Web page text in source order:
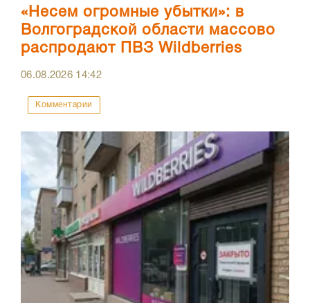
«Несем огромные убытки»: в
Волгоградской области массово
распродают ПВЗ Wildberries
06.08.2026 14:42
Комментарии